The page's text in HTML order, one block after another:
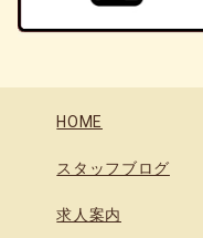
HOME
スタッフブログ
求人案内